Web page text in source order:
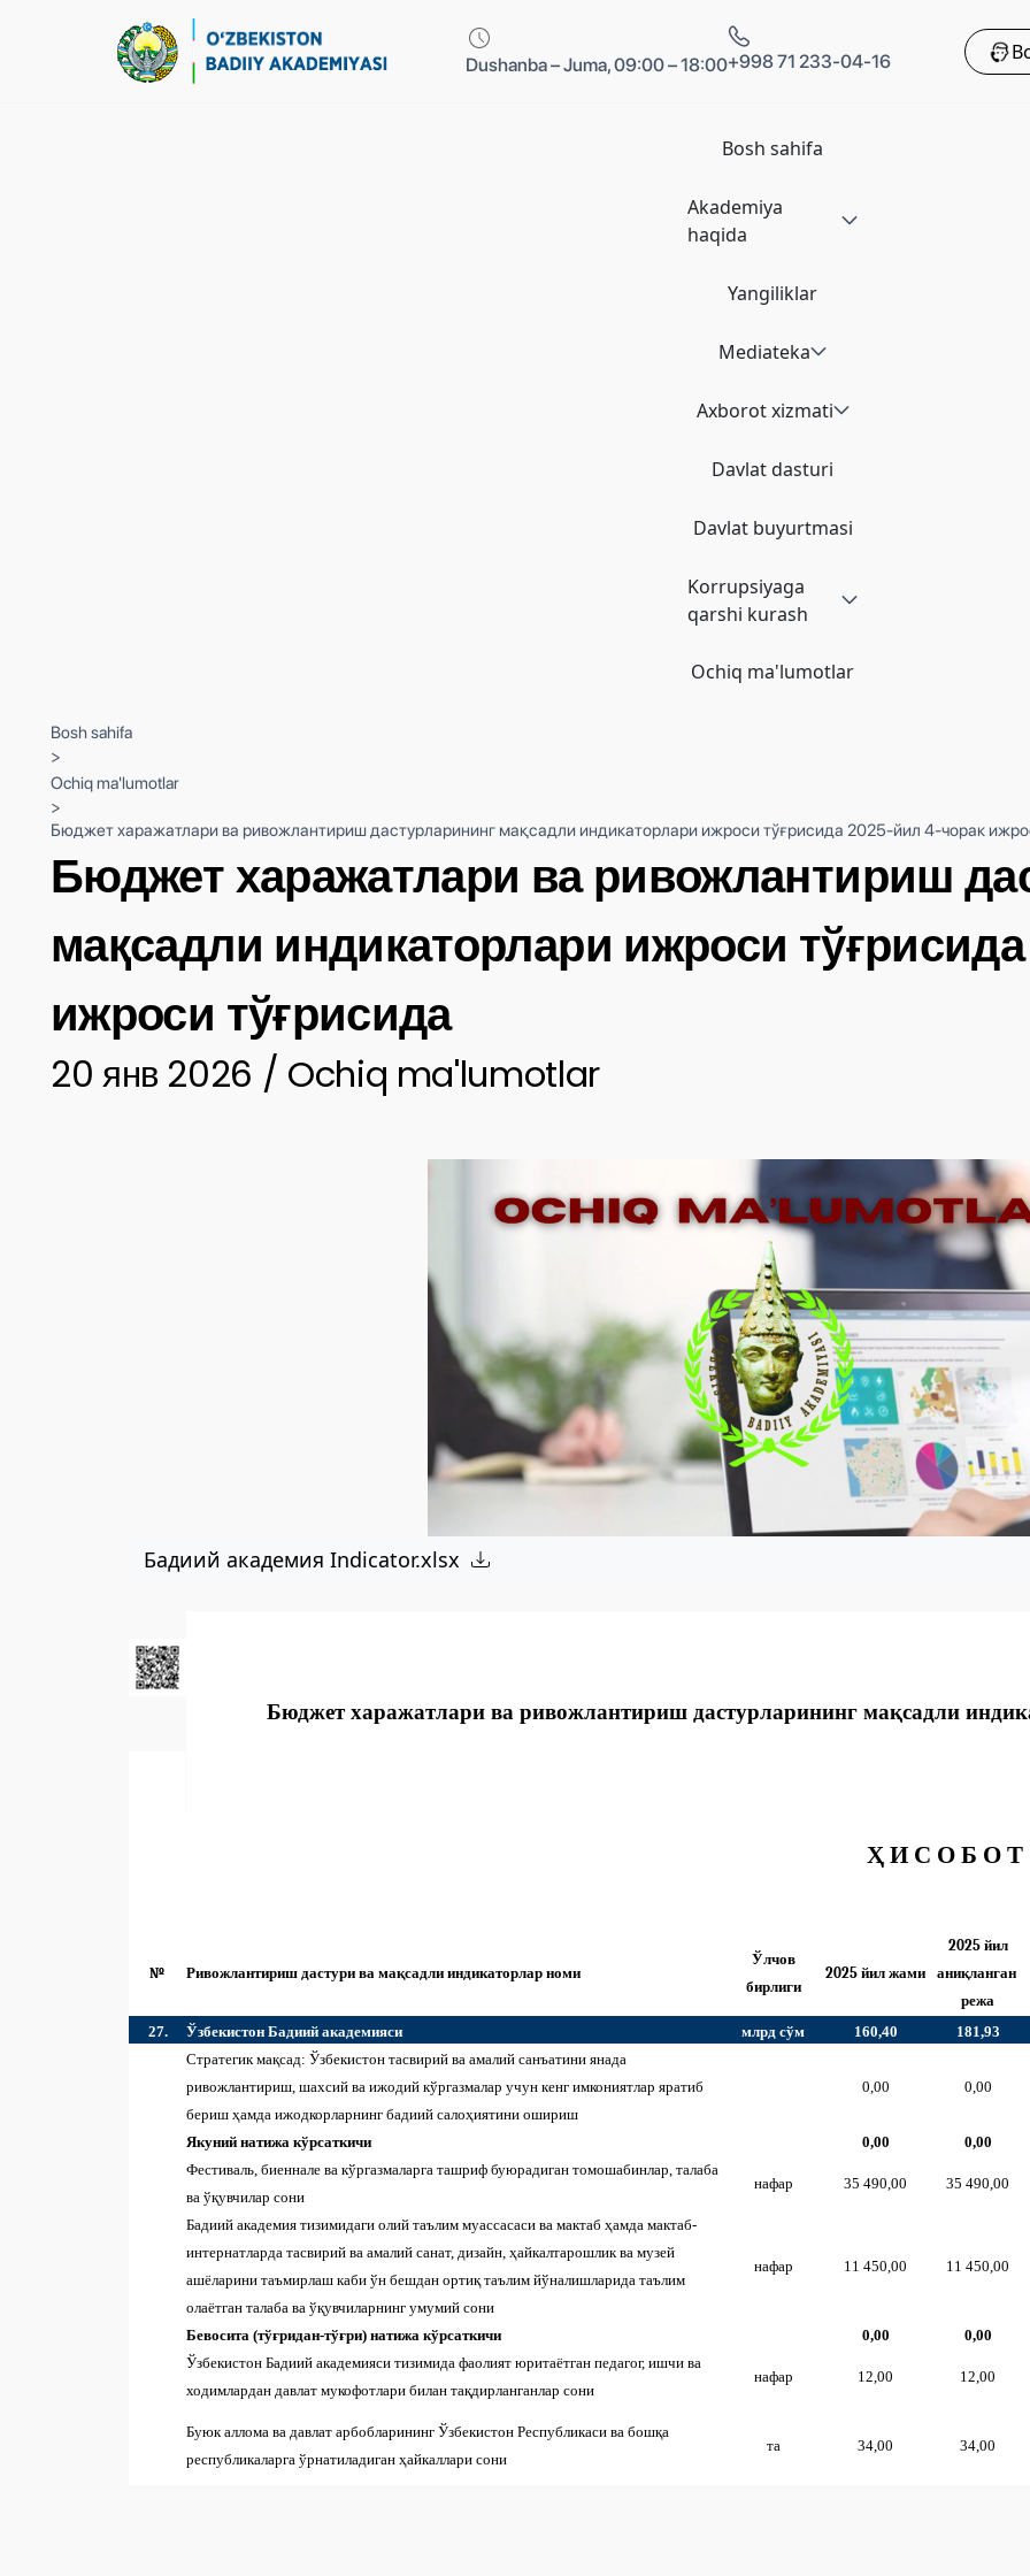
Dushanba – Juma, 09:00 – 18:00+998 71 233-04-16
Bosh sahifa
Akademiya
haqida
Yangiliklar
Mediateka
Axborot xizmati
Davlat dasturi
Davlat buyurtmasi
Korrupsiyaga
qarshi kurash
Ochiq ma'lumotlar
Bosh sahifa
>
Ochiq ma'lumotlar
>
Бюджет харажатлари ва ривожлантириш дастурларининг мақсадли индикаторлари ижроси тўғрисида 2025-йил 4-чорак
Бюджет харажатлари ва ривожлантириш
мақсадли индикаторлари ижроси
ижроси тўғрисида
20 янв 2026 / Ochiq ma'lumotlar
Бадиий академия Indicator.xlsx
Бюджет харажатлари ва ривожлантириш дастурларининг мақсадли
Ҳ И С О Б О Т
№ Ривожлантириш дастури ва мақсадли индикаторлар номи
Ўлчов
бирлиги
2025 йил жами
2025 йил
аниқланган
режа
27. Ўзбекистон Бадиий академияси млрд сўм 160,40 181,93
Стратегик мақсад: Ўзбекистон тасвирий ва амалий санъатини янада
ривожлантириш, шахсий ва ижодий кўргазмалар учун кенг имкониятлар яратиб
бериш ҳамда ижодкорларнинг бадиий салоҳиятини ошириш
0,00 0,00
Якуний натижа кўрсаткичи 0,00 0,00
Фестиваль, биеннале ва кўргазмаларга ташриф буюрадиган томошабинлар, талаба
ва ўқувчилар сони
нафар 35 490,00 35 490,00
Бадиий академия тизимидаги олий таълим муассасаси ва мактаб ҳамда мактаб-
интернатларда тасвирий ва амалий санат, дизайн, ҳайкалтарошлик ва музей
ашёларини таъмирлаш каби ўн бешдан ортиқ таълим йўналишларида таълим
олаётган талаба ва ўқувчиларнинг умумий сони
нафар 11 450,00 11 450,00
Бевосита (тўғридан-тўғри) натижа кўрсаткичи 0,00 0,00
Ўзбекистон Бадиий академияси тизимида фаолият юритаётган педагог, ишчи ва
ходимлардан давлат мукофотлари билан тақдирланганлар сони
нафар 12,00 12,00
Буюк аллома ва давлат арбобларининг Ўзбекистон Республикаси ва бошқа
республикаларга ўрнатиладиган ҳайкаллари сони
та 34,00 34,00